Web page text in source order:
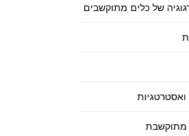
של כלים מתוקשבים
מתוקשבת